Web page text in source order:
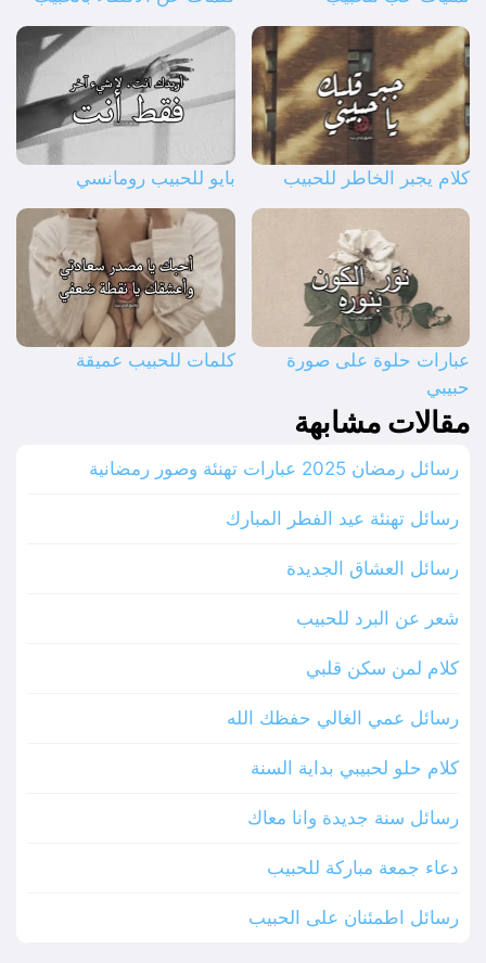
كلام يجبر الخاطر للحبيب بايو للحبيب رومانسي
عبارات حلوة على صورة
حبيبي
كلمات للحبيب عميقة
مقالات مشابهة
رسائل رمضان 2025 عبارات تهنئة وصور رمضانية
رسائل تهنئة عيد الفطر المبارك
رسائل العشاق الجديدة
شعر عن البرد للحبيب
كلام لمن سكن قلبي
رسائل عمي الغالي حفظك الله
كلام حلو لحبيبي بداية السنة
رسائل سنة جديدة وانا معاك
دعاء جمعة مباركة للحبيب
رسائل اطمئنان على الحبيب